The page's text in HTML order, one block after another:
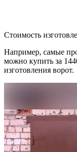
Стоимость
Например, самые
можно купить за
изготовления ворот.